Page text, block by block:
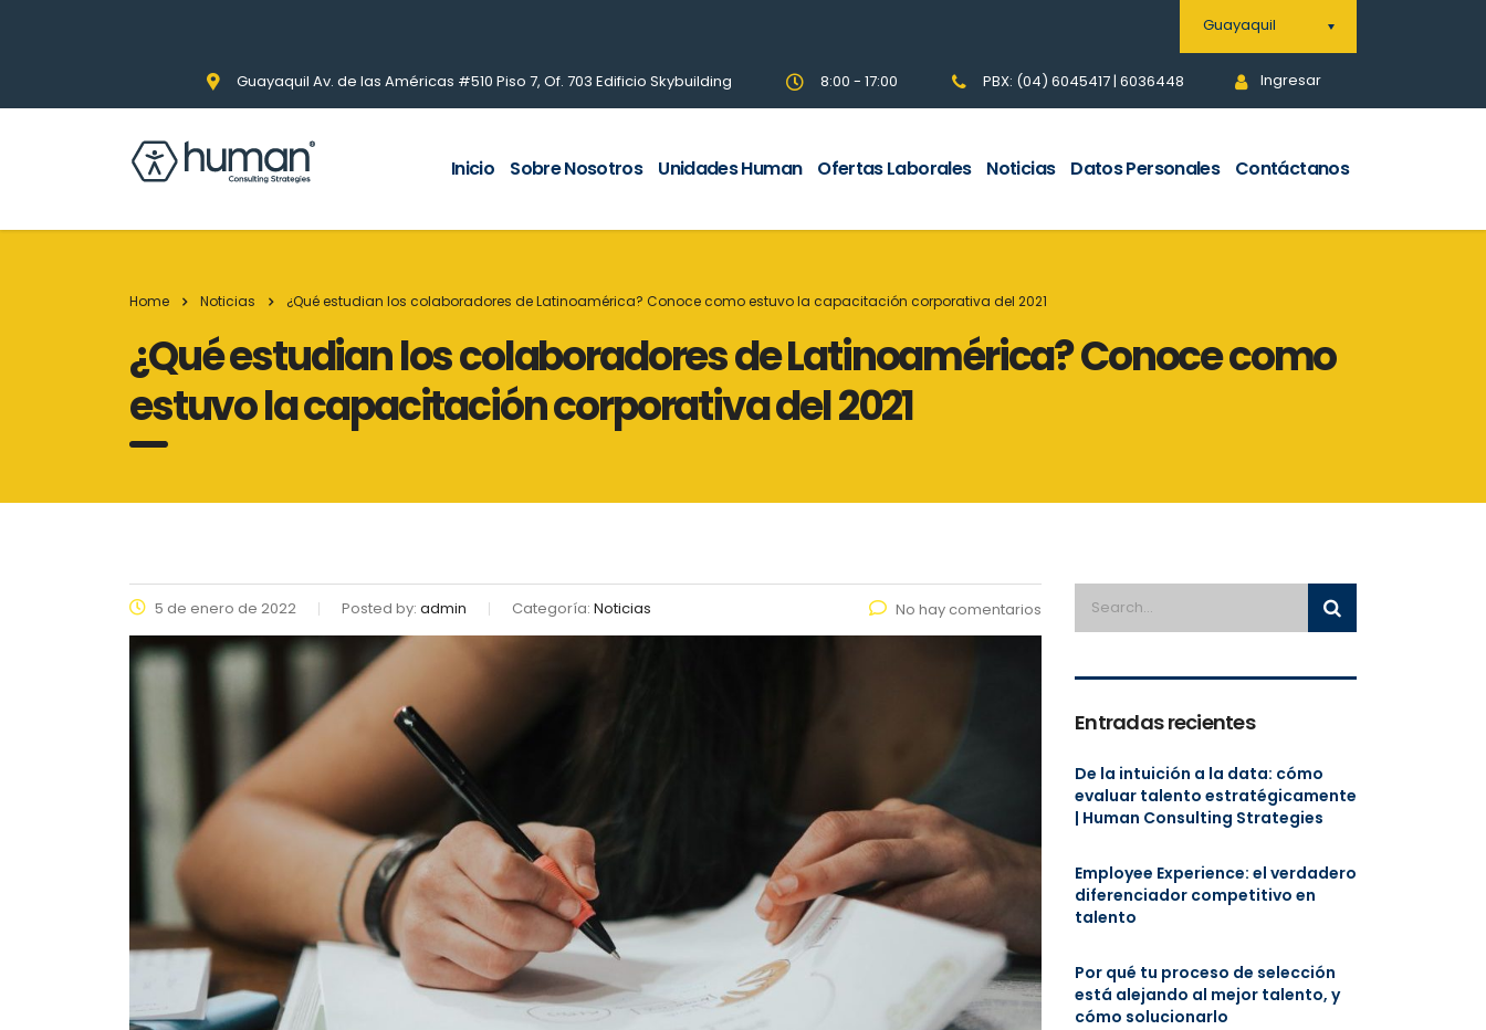
Guayaquil
Guayaquil Av. de las Américas #510 Piso 7, Of. 703 Edificio Skybuilding 8:00 - 17:00 PBX: (04) 6045417 | 6036448 Ingresar
Inicio Sobre Nosotros Unidades Human Ofertas Laborales Noticias Datos Personales Contáctanos
Home Noticias ¿Qué estudian los colaboradores de Latinoamérica? Conoce como estuvo la capacitación corporativa del 2021
¿Qué estudian los colaboradores de Latinoamérica? Conoce como
estuvo la capacitación corporativa del 2021
5 de enero de 2022 Posted by: admin Categoría: Noticias No hay comentarios
Entradas recientes
De la intuición a la data: cómo
evaluar talento estratégicamente
| Human Consulting Strategies
Employee Experience: el verdadero
diferenciador competitivo en
talento
Por qué tu proceso de selección
está alejando al mejor talento, y
cómo solucionarlo